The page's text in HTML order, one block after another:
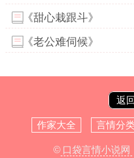
《甜心栽跟斗》
《老公难伺候》
返
作家大全 言情分
© 口袋言情小说网